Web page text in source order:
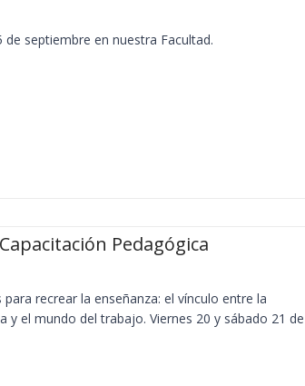
de septiembre en nuestra Facultad.
Pedagógica
recrear la enseñanza: el vínculo entre la
y el mundo del trabajo. Viernes 20 y sábado 21 de